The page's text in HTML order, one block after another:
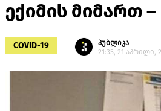
ექიმის მიმართ –
COVID-19
პუბლიკა
21:35, 21 აპრილი,